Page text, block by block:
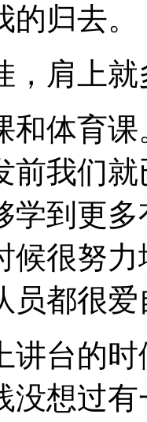
归去。
，肩上
和体育
前我们
学到更
候很努
员都很
讲台的
没想过